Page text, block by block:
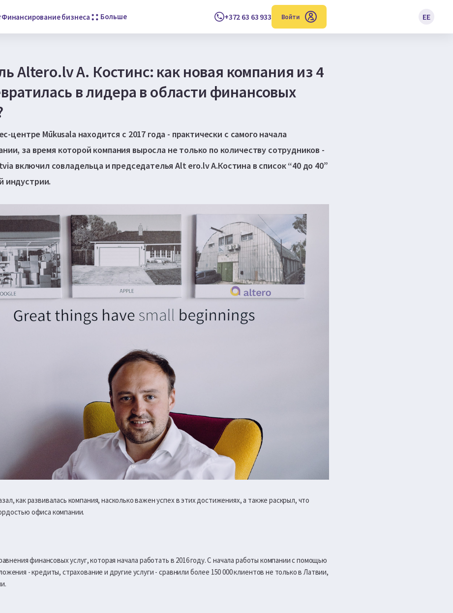
Финансирование бизнеса Больше +372 63 63 933 Войти EE
Altero.lv А. Костинс: как новая компания из 4
в лидера в области финансовых
центре Mūkusala находится с 2017 года - практически с самого начала
за время которой компания выросла не только по количеству сотрудников -
включил совладельца и председателья Alt ero.lv А.Костина в список “40 до 40”
индустрии.
как развивалась компания, насколько важен успех в этих достижениях, а также раскрыл, что
офиса компании.
финансовых услуг, которая начала работать в 2016 году. С начала работы компании с помощью
- кредиты, страхование и другие услуги - сравнили более 150 000 клиентов не только в Латвии,